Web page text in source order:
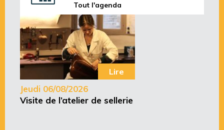
Tout l'agenda
Lire
Jeudi 06/08/2026
Visite de l’atelier de sellerie